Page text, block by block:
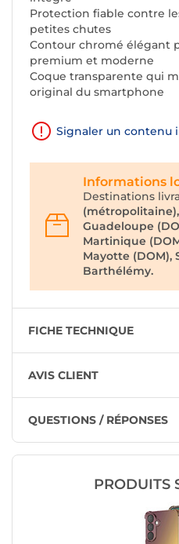
Protection fiable contre
petites chutes
Contour chromé élégant
premium et moderne
Coque transparente qui
original du smartphone
Signaler un contenu
Informations
Destinations
Guadeloupe
Martinique
Mayotte (DOM),
Barthélémy.
FICHE TECHNIQUE
AVIS CLIENT
QUESTIONS / RÉPONSES
PRODUITS